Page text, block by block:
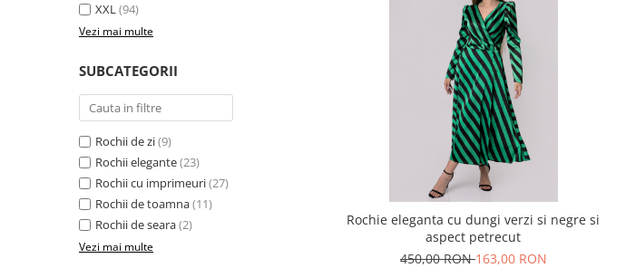
XXL(94)
Vezi mai multe
SUBCATEGORII
Rochii de zi(9)
Rochii elegante(23)
Rochii cu imprimeuri(27)
Rochii de toamna(11)
Rochii de seara(2)
Vezi mai multe
Rochie eleganta cu dungi verzi si negre si
aspect petrecut
450,00 RON163,00 RON